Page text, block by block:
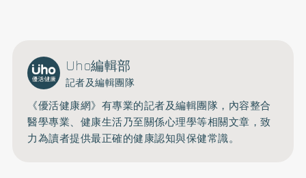
Uho編輯部
記者及編輯團隊
《優活健康網》有專業的記者及編輯團隊，內容整合
醫學專業、健康生活乃至關係心理學等相關文章，致
力為讀者提供最正確的健康認知與保健常識。